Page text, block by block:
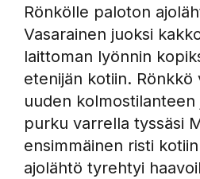
Rönkölle paloton
Vasarainen juoksi
laittoman lyönnin
etenijän kotiin. Rönkkö
uuden kolmostilanteen
purku varrella tyssäsi
ensimmäinen risti
ajolähtö tyrehtyi